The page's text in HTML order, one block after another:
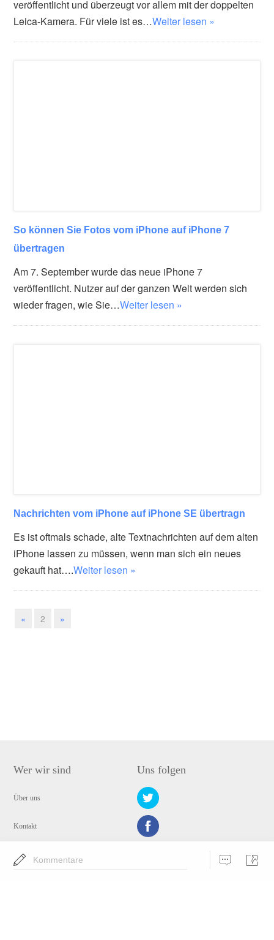
veröffentlicht und überzeugt vor allem mit der doppelten
Leica-Kamera. Für viele ist es…Weiter lesen »
So können Sie Fotos vom iPhone auf iPhone 7
übertragen
Am 7. September wurde das neue iPhone 7
veröffentlicht. Nutzer auf der ganzen Welt werden sich
wieder fragen, wie Sie…Weiter lesen »
Nachrichten vom iPhone auf iPhone SE übertragn
Es ist oftmals schade, alte Textnachrichten auf dem alten
iPhone lassen zu müssen, wenn man sich ein neues
gekauft hat….Weiter lesen »
« 2 »
Wer wir sind
Über uns
Kontakt
Datenschutz
Uns folgen
Kommentare